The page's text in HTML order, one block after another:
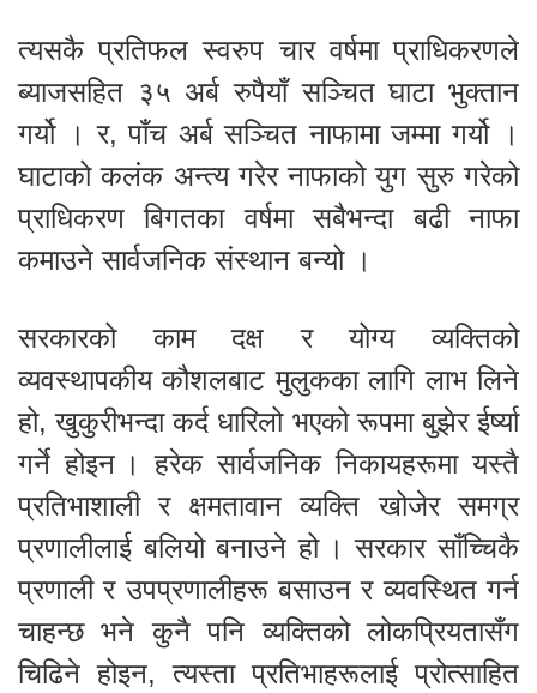
त्यसकै प्रतिफल स्वरुप चार वर्षमा प्राधिकरणले
ब्याजसहित ३५ अर्ब रुपैयाँ सञ्चित घाटा भुक्तान
गर्यो । र, पाँच अर्ब सञ्चित नाफामा जम्मा गर्यो ।
घाटाको कलंक अन्त्य गरेर नाफाको युग सुरु गरेको
प्राधिकरण बिगतका वर्षमा सबैभन्दा बढी नाफा
कमाउने सार्वजनिक संस्थान बन्यो ।
सरकारको काम दक्ष र योग्य व्यक्तिको
व्यवस्थापकीय कौशलबाट मुलुकका लागि लाभ लिने
हो, खुकुरीभन्दा कर्द धारिलो भएको रूपमा बुझेर ईर्ष्या
गर्ने होइन । हरेक सार्वजनिक निकायहरूमा यस्तै
प्रतिभाशाली र क्षमतावान व्यक्ति खोजेर समग्र
प्रणालीलाई बलियो बनाउने हो । सरकार साँच्चिकै
प्रणाली र उपप्रणालीहरू बसाउन र व्यवस्थित गर्न
चाहन्छ भने कुनै पनि व्यक्तिको लोकप्रियतासँग
चिढिने होइन, त्यस्ता प्रतिभाहरूलाई प्रोत्साहित